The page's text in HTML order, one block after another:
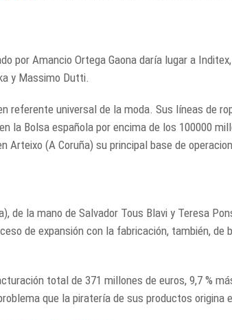
por Amancio Ortega Gaona daría lugar a
y Massimo Dutti.
referente universal de la moda. Sus líneas de
Bolsa española por encima de los 100000
(A Coruña) su principal base de
de la mano de Salvador Tous Blavi y Teresa
de expansión con la fabricación, también,
total de 371 millones de euros, 9,7 %
que la piratería de sus productos origina